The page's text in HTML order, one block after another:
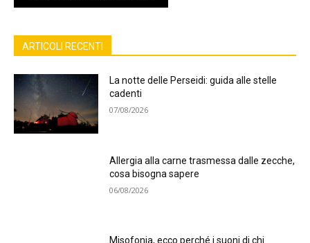
ARTICOLI RECENTI
La notte delle Perseidi: guida alle stelle
cadenti
07/08/2026
Allergia alla carne trasmessa dalle zecche,
cosa bisogna sapere
06/08/2026
Misofonia, ecco perché i suoni di chi